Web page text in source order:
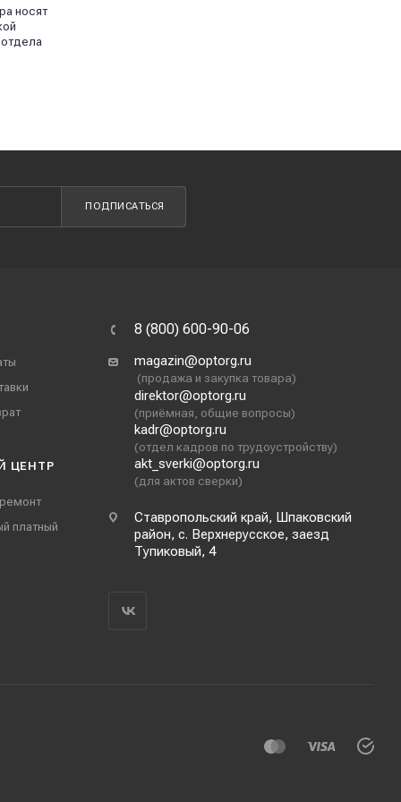
носят
ПОДПИСАТЬСЯ
ЦЕНТР
платный
8 (800) 600-90-06
magazin@optorg.ru
(продажа и закупка товара)
direktor@optorg.ru
(приёмная, общие вопросы)
kadr@optorg.ru
(отдел кадров по трудоустройству)
akt_sverki@optorg.ru
(для актов сверки)
Ставропольский край, Шпаковский
район, с. Верхнерусское, заезд
Тупиковый, 4